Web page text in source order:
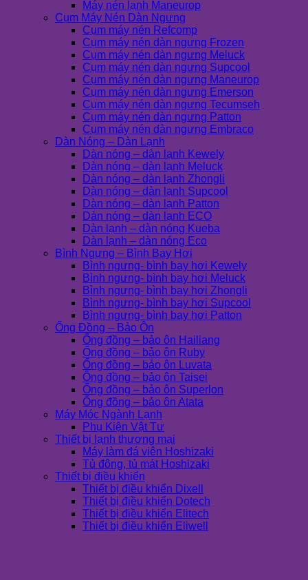
Máy nén lạnh Maneurop
Cụm Máy Nén Dàn Ngưng
Cụm máy nén Refcomp
Cụm máy nén dàn ngưng Frozen
Cụm máy nén dàn ngưng Meluck
Cụm máy nén dàn ngưng Supcool
Cụm máy nén dàn ngưng Maneurop
Cụm máy nén dàn ngưng Emerson
Cụm máy nén dàn ngưng Tecumseh
Cụm máy nén dàn ngưng Patton
Cụm máy nén dàn ngưng Embraco
Dàn Nóng – Dàn Lạnh
Dàn nóng – dàn lạnh Kewely
Dàn nóng – dàn lạnh Meluck
Dàn nóng – dàn lạnh Zhongli
Dàn nóng – dàn lạnh Supcool
Dàn nóng – dàn lạnh Patton
Dàn nóng – dàn lạnh ECO
Dàn lạnh – dàn nóng Kueba
Dàn lạnh – dàn nóng Eco
Bình Ngưng – Bình Bay Hơi
Bình ngưng- bình bay hơi Kewely
Bình ngưng- bình bay hơi Meluck
Bình ngưng- bình bay hơi Zhongli
Bình ngưng- bình bay hơi Supcool
Bình ngưng- bình bay hơi Patton
Ống Đồng – Bảo Ôn
Ống đồng – bảo ôn Hailiang
Ống đồng – bảo ôn Ruby
Ống đồng – bảo ôn Luvata
Ống đồng – bảo ôn Taisei
Ống đồng – bảo ôn Superlon
Ống đồng – bảo ôn Atata
Máy Móc Ngành Lạnh
Phụ Kiện Vật Tư
Thiết bị lạnh thương mại
Máy làm đá viên Hoshizaki
Tủ đông, tủ mát Hoshizaki
Thiết bị điều khiển
Thiết bị điều khiển Dixell
Thiết bị điều khiển Dotech
Thiết bị điều khiển Elitech
Thiết bị điều khiển Eliwell